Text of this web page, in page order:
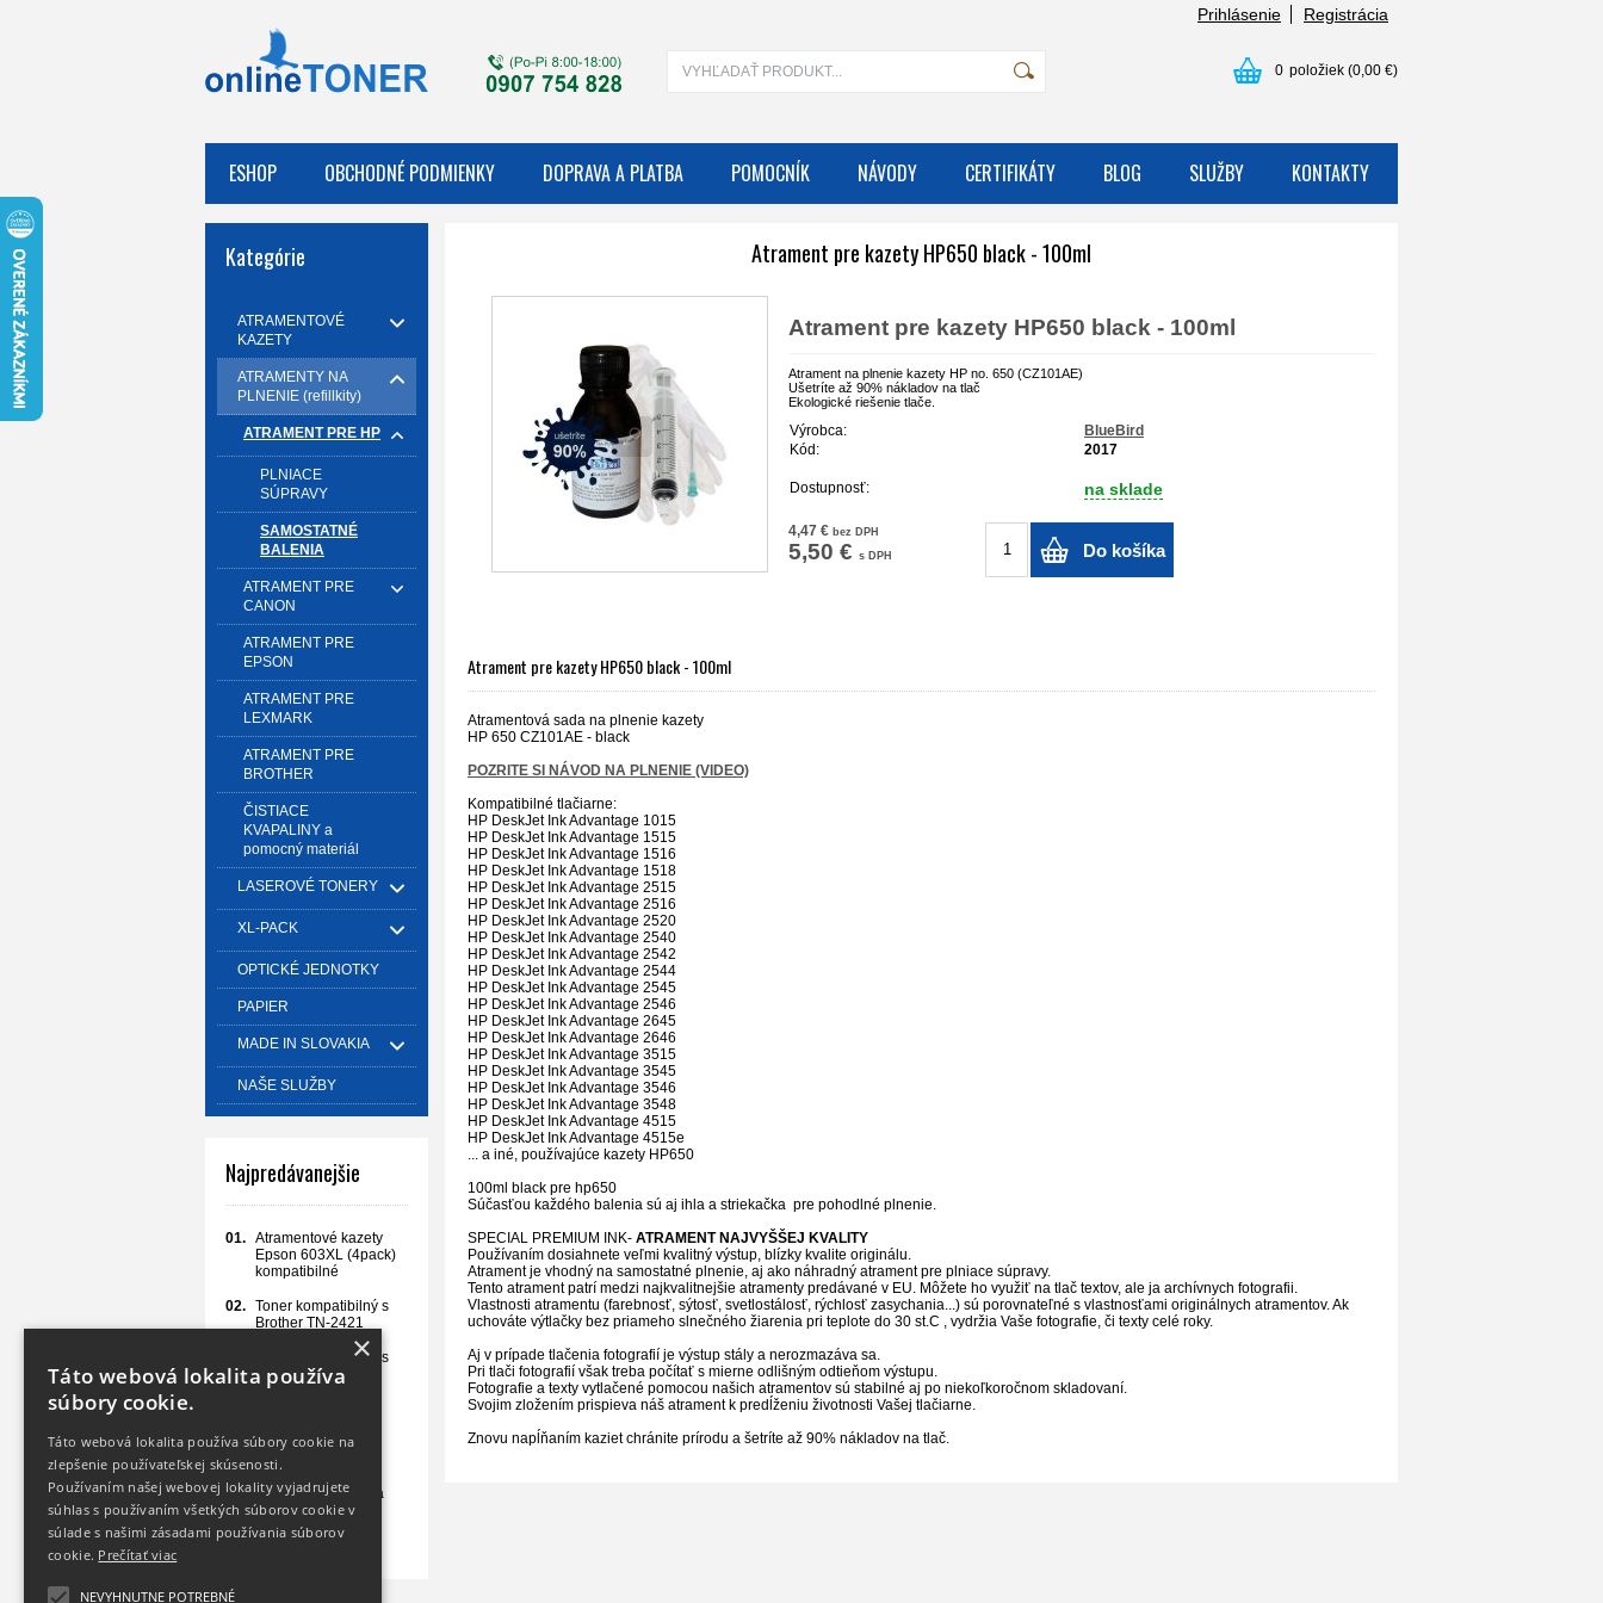
Prihlásenie Registrácia
0 položiek (0,00 €)
ESHOP OBCHODNÉ PODMIENKY DOPRAVA A PLATBA POMOCNÍK NÁVODY CERTIFIKÁTY BLOG SLUŽBY KONTAKTY
Kategórie
ATRAMENTOVÉ
KAZETY
ATRAMENTY NA
PLNENIE (refillkity)
ATRAMENT PRE HP
PLNIACE
SÚPRAVY
SAMOSTATNÉ
BALENIA
ATRAMENT PRE
CANON
ATRAMENT PRE
EPSON
ATRAMENT PRE
LEXMARK
ATRAMENT PRE
BROTHER
ČISTIACE
KVAPALINY a
pomocný materiál
LASEROVÉ TONERY
XL-PACK
OPTICKÉ JEDNOTKY
PAPIER
MADE IN SLOVAKIA
NAŠE SLUŽBY
Najpredávanejšie
01. Atramentové kazety
Epson 603XL (4pack)
kompatibilné
02. Toner kompatibilný s
Brother TN-2421
Toner kompatibilný s
Brother TN-2590XL
black
100 listov A4 (210 x
297 mm)
05.
Atramentová kazeta
Epson 405XL black
kompatibilná
Atrament pre kazety HP650 black - 100ml
Atrament pre kazety HP650 black - 100ml
Atrament na plnenie kazety HP no. 650 (CZ101AE)
Ušetríte až 90% nákladov na tlač
Ekologické riešenie tlače.
Výrobca:
BlueBird
Kód:
2017
Dostupnosť: na sklade
4,47 € bez DPH
5,50 € s DPH Do košíka
Atrament pre kazety HP650 black - 100ml
Atramentová sada na plnenie kazety
HP 650 CZ101AE - black
POZRITE SI NÁVOD NA PLNENIE (VIDEO)
Kompatibilné tlačiarne:
HP DeskJet Ink Advantage 1015
HP DeskJet Ink Advantage 1515
HP DeskJet Ink Advantage 1516
HP DeskJet Ink Advantage 1518
HP DeskJet Ink Advantage 2515
HP DeskJet Ink Advantage 2516
HP DeskJet Ink Advantage 2520
HP DeskJet Ink Advantage 2540
HP DeskJet Ink Advantage 2542
HP DeskJet Ink Advantage 2544
HP DeskJet Ink Advantage 2545
HP DeskJet Ink Advantage 2546
HP DeskJet Ink Advantage 2645
HP DeskJet Ink Advantage 2646
HP DeskJet Ink Advantage 3515
HP DeskJet Ink Advantage 3545
HP DeskJet Ink Advantage 3546
HP DeskJet Ink Advantage 3548
HP DeskJet Ink Advantage 4515
HP DeskJet Ink Advantage 4515e
... a iné, používajúce kazety HP650
100ml black pre hp650
Súčasťou každého balenia sú aj ihla a striekačka pre pohodlné plnenie.
SPECIAL PREMIUM INK- ATRAMENT NAJVYŠŠEJ KVALITY
Používaním dosiahnete veľmi kvalitný výstup, blízky kvalite originálu.
Atrament je vhodný na samostatné plnenie, aj ako náhradný atrament pre plniace súpravy.
Tento atrament patrí medzi najkvalitnejšie atramenty predávané v EU. Môžete ho využiť na tlač textov, ale ja archívnych fotografii.
Vlastnosti atramentu (farebnosť, sýtosť, svetlostálosť, rýchlosť zasychania...) sú porovnateľné s vlastnosťami originálnych atramentov. Ak
uchováte výtlačky bez priameho slnečného žiarenia pri teplote do 30 st.C , vydržia Vaše fotografie, či texty celé roky.
Aj v prípade tlačenia fotografií je výstup stály a nerozmazáva sa.
Pri tlači fotografií však treba počítať s mierne odlišným odtieňom výstupu.
Fotografie a texty vytlačené pomocou našich atramentov sú stabilné aj po niekoľkoročnom skladovaní.
Svojim zložením prispieva náš atrament k predĺženiu životnosti Vašej tlačiarne.
Znovu napĺňaním kaziet chránite prírodu a šetríte až 90% nákladov na tlač.
×
Táto webová lokalita používa
súbory cookie.
Táto webová lokalita používa súbory cookie na
zlepšenie používateľskej skúsenosti.
Používaním našej webovej lokality vyjadrujete
súhlas s používaním všetkých súborov cookie v
súlade s našimi zásadami používania súborov
cookie. Prečítať viac
NEVYHNUTNE POTREBNÉ